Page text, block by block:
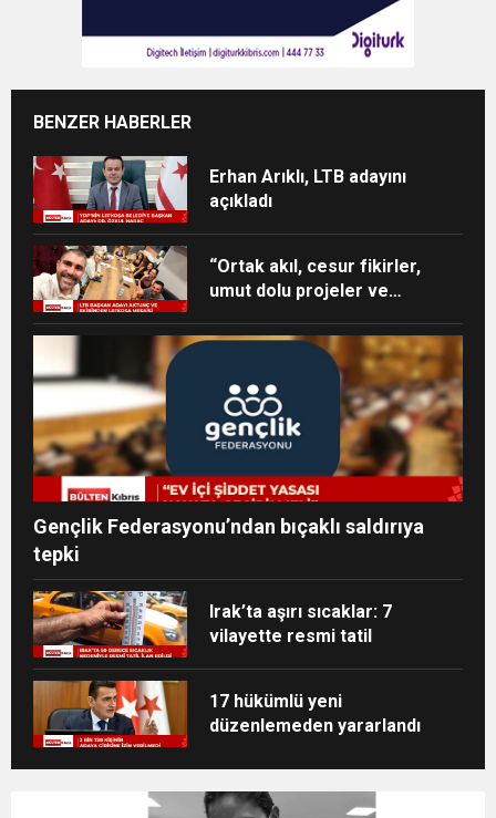
BENZER HABERLER
Erhan Arıklı, LTB adayını
açıkladı
“Ortak akıl, cesur fikirler,
umut dolu projeler ve
Gençlik Federasyonu’ndan bıçaklı saldırıya
tepki
Irak’ta aşırı sıcaklar: 7
vilayette resmi tatil
17 hükümlü yeni
düzenlemeden yararlandı